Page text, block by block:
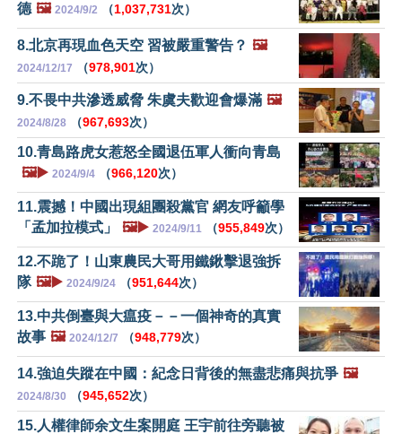
德 🖼️ 2024/9/2 （1,037,731次）
8.北京再現血色天空 習被嚴重警告？ 🖼️
2024/12/17 （978,901次）
9.不畏中共滲透威脅 朱虞夫歡迎會爆滿 🖼️
2024/8/28 （967,693次）
10.青島路虎女惹怒全國退伍軍人衝向青島
🖼️▶️ 2024/9/4 （966,120次）
11.震撼！中國出現組團殺黨官 網友呼籲學
「孟加拉模式」
🖼️▶️ 2024/9/11 （955,849次）
12.不跪了！山東農民大哥用鐵鍬擊退強拆
隊 🖼️▶️ 2024/9/24 （951,644次）
13.中共倒臺與大瘟疫－－一個神奇的真實
故事 🖼️ 2024/12/7 （948,779次）
14.強迫失蹤在中國：紀念日背後的無盡悲痛與抗爭 🖼️
2024/8/30 （945,652次）
15.人權律師余文生案開庭 王宇前往旁聽被